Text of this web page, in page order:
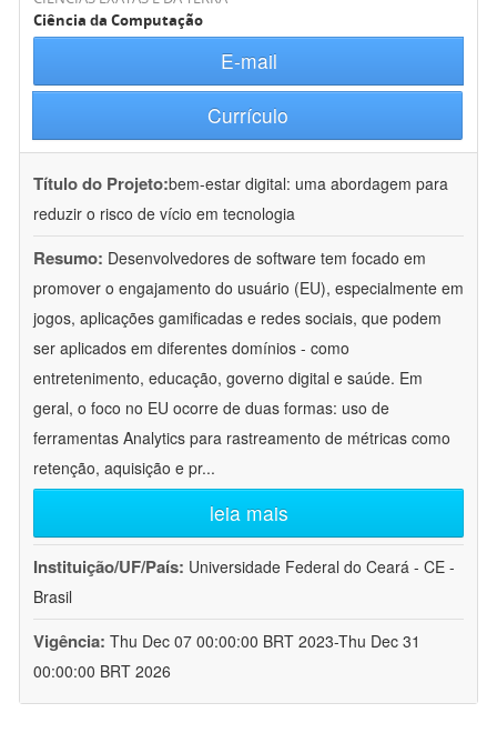
Ciência da Computação
E-mail
Currículo
Título do Projeto:bem-estar digital: uma abordagem para
reduzir o risco de vício em tecnologia
Resumo: Desenvolvedores de software tem focado em
promover o engajamento do usuário (EU), especialmente em
jogos, aplicações gamificadas e redes sociais, que podem
ser aplicados em diferentes domínios - como
entretenimento, educação, governo digital e saúde. Em
geral, o foco no EU ocorre de duas formas: uso de
ferramentas Analytics para rastreamento de métricas como
retenção, aquisição e pr...
leia mais
Instituição/UF/País: Universidade Federal do Ceará - CE -
Brasil
Vigência: Thu Dec 07 00:00:00 BRT 2023-Thu Dec 31
00:00:00 BRT 2026